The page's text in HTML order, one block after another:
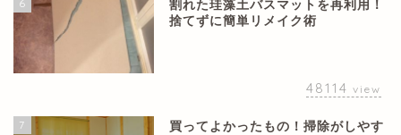
6
割れた珪藻土バスマットを再利用！
捨てずに簡単リメイク術
48114 view
7
買ってよかったもの！掃除がしやす